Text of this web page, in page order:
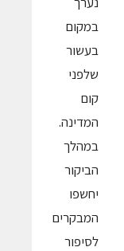
במקום
בעשור
שלפני
קום
המדינה.
במהלך
הביקור
יחשפו
המבקרים
לסיפור